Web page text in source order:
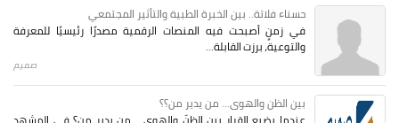
حسناء فلاتة.. بين الخبرة الطبية والتأثير المجتمعي
في زمنٍ أصبحت فيه المنصات الرقمية مصدرًا رئيسيًا للمعرفة
والتوعية، برزت القابلة...
صميم
بين الظن والهوى... من يدير من؟؟